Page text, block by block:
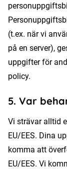
(t.ex. när vi
på en server),
uppgifter för
policy.
5. Var
Vi strävar alltid
EU/EES. Dina
komma att
EU/EES. Vi